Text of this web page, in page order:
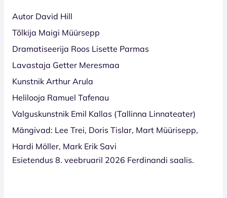
Autor David Hill
Tõlkija Maigi Müürsepp
Dramatiseerija Roos Lisette Parmas
Lavastaja Getter Meresmaa
Kunstnik Arthur Arula
Helilooja Ramuel Tafenau
Valguskunstnik Emil Kallas (Tallinna Linnateater)
Mängivad: Lee Trei, Doris Tislar, Mart Müürisepp,
Hardi Möller, Mark Erik Savi
Esietendus 8. veebruaril 2026 Ferdinandi saalis.